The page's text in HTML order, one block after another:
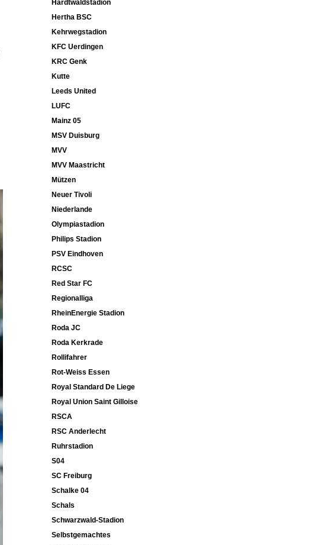
Hardtwaldstadion
Hertha BSC
Kehrwegstadion
KFC Uerdingen
KRC Genk
Kutte
Leeds United
LUFC
Mainz 05
MSV Duisburg
MVV
MVV Maastricht
Mützen
Neuer Tivoli
Niederlande
Olympiastadion
Philips Stadion
PSV Eindhoven
RCSC
Red Star FC
Regionalliga
RheinEnergie Stadion
Roda JC
Roda Kerkrade
Rollifahrer
Rot-Weiss Essen
Royal Standard De Liege
Royal Union Saint Gilloise
RSCA
RSC Anderlecht
Ruhrstadion
S04
SC Freiburg
Schalke 04
Schals
Schwarzwald-Stadion
Selbstgemachtes